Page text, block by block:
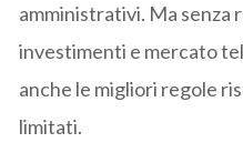
amministrativi. Ma senza
investimenti e mercato
anche le migliori regole
limitati.